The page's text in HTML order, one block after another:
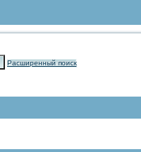
Расширенный поиск